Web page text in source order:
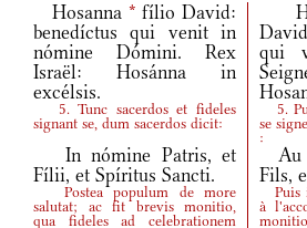
Hosanna * fílio David:
benedíctus qui venit in
nómine Dómini. Rex
Israël: Hosánna in
excélsis.
qui
5. Tunc sacerdos et fideles
signant se, dum sacerdos dicit:
5.
se
:
In nómine Patris, et
Fílii, et Spíritus Sancti.
Au
Fils,
Postea populum de more
salutat; ac fit brevis monitio,
qua fideles ad celebrationem
Puis
à